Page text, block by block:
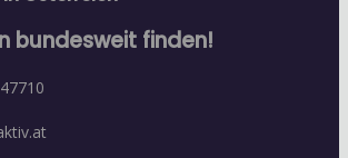
bundesweit finden!